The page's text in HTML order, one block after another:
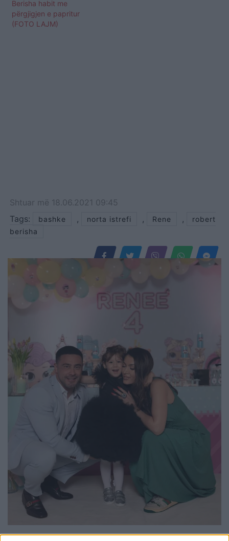
Berisha habit me
përgjigjen e papritur
(FOTO LAJM)
Shtuar më 18.06.2021 09:45
Tags:
bashke , norta istrefi , Rene ,
robert
berisha